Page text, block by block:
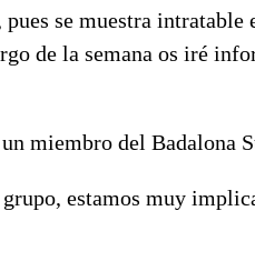
se muestra intratable
de la semana os iré
miembro del Badalona
estamos muy